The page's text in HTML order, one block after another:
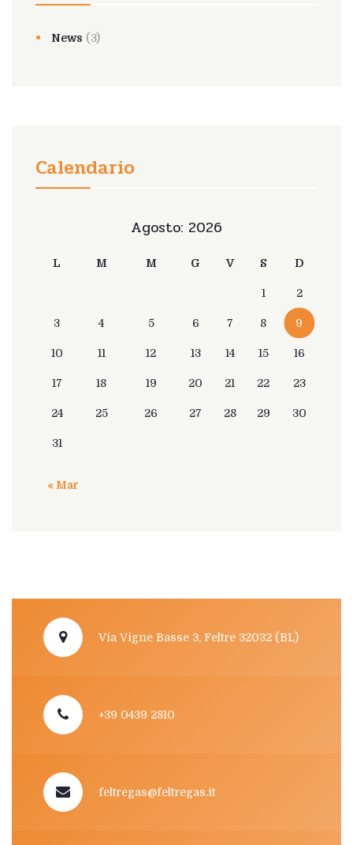
News (3)
Calendario
Agosto: 2026
L M M G V S D
« Mar
1 2
3 4 5 6 7 8 9
10 11 12 13 14 15 16
17 18 19 20 21 22 23
24 25 26 27 28 29 30
31
Via Vigne Basse 3, Feltre 32032 (BL)
+39 0439 2810
feltregas@feltregas.it